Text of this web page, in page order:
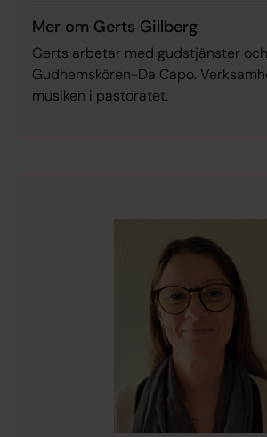
Mer om Gerts Gillberg
Gerts arbetar med gudstjänster
Gudhemskören-Da Capo.
musiken i pastoratet.